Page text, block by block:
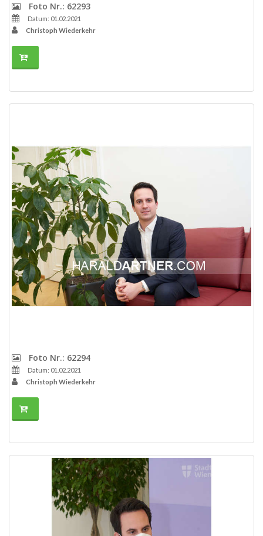
Foto Nr.: 62293
Datum: 01.02.2021
Christoph Wiederkehr
Foto Nr.: 62294
Datum: 01.02.2021
Christoph Wiederkehr